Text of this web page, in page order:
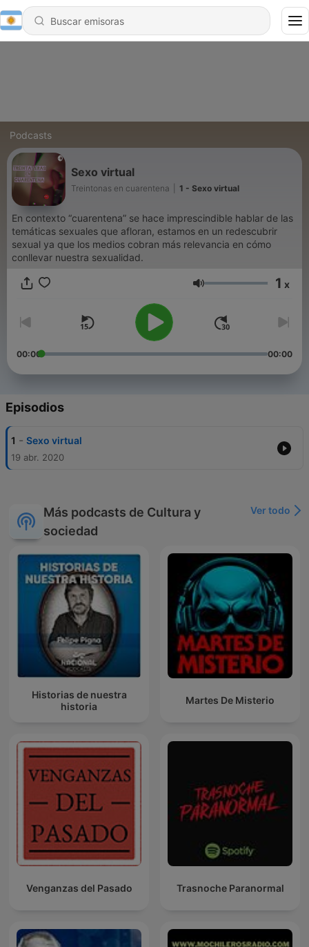
Podcasts
Sexo virtual
Treintonas en cuarentena 1 - Sexo virtual
En contexto “cuarentena” se hace imprescindible hablar de las
temáticas sexuales que afloran, estamos en un redescubrir
sexual ya que los medios cobran más relevancia en cómo
conllevar nuestra sexualidad.
Volumen 1 x
00:00 00:00
Episodios
1 - Sexo virtual
19 abr. 2020
Más podcasts de Cultura y
sociedad
Ver todo
Historias de nuestra
historia
Martes De Misterio
Venganzas del Pasado Trasnoche Paranormal